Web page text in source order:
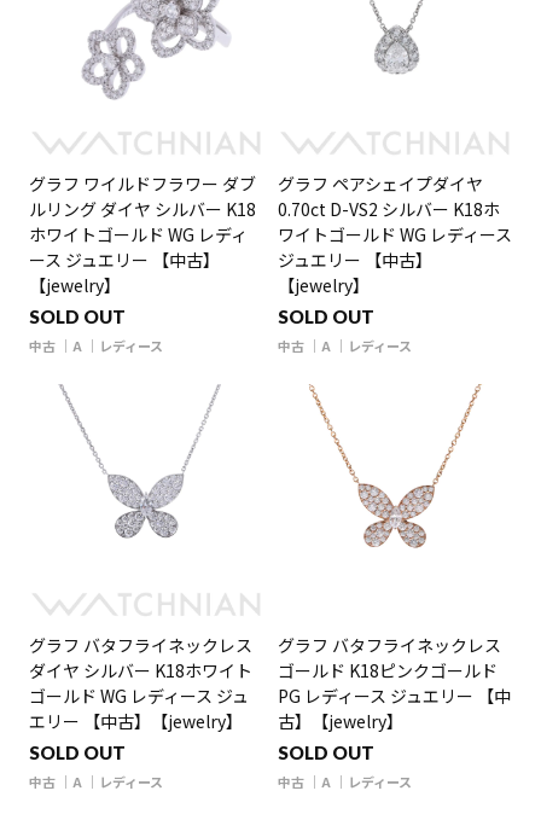
グラフ ワイルドフラワー ダブ
ルリング ダイヤ シルバー K18
ホワイトゴールド WG レディ
ース ジュエリー 【中古】
【jewelry】
SOLD OUT
中古 A レディース
グラフ ペアシェイプダイヤ
0.70ct D-VS2 シルバー K18ホ
ワイトゴールド WG レディース
ジュエリー 【中古】
【jewelry】
SOLD OUT
中古 A レディース
グラフ バタフライネックレス
ダイヤ シルバー K18ホワイト
ゴールド WG レディース ジュ
エリー 【中古】【jewelry】
SOLD OUT
中古 A レディース
グラフ バタフライネックレス
ゴールド K18ピンクゴールド
PG レディース ジュエリー 【中
古】【jewelry】
SOLD OUT
中古 A レディース